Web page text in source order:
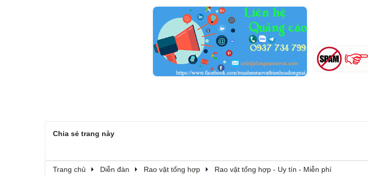
Chia sẻ trang này
Trang chủ Diễn đàn Rao vặt tổng hợp Rao vặt tổng hợp - Uy tín - Miễn phí